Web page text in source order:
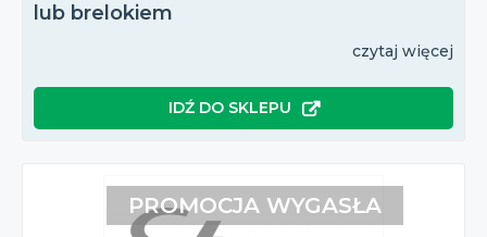
lub brelokiem
czytaj więcej
IDŹ DO SKLEPU
PROMOCJA WYGASŁA